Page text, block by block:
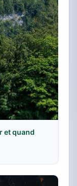
et quand